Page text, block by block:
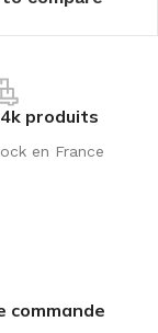
produits
en France
commande